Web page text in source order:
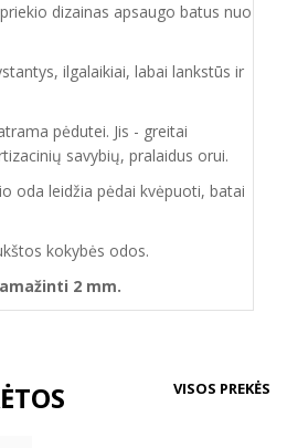
dizainas apsaugo batus nuo
ilgalaikiai, labai lankstūs ir
pėdutei. Jis - greitai
savybių, pralaidus orui.
oda leidžia pėdai kvėpuoti, batai
kokybės odos.
2 mm.
VISOS PREKĖS